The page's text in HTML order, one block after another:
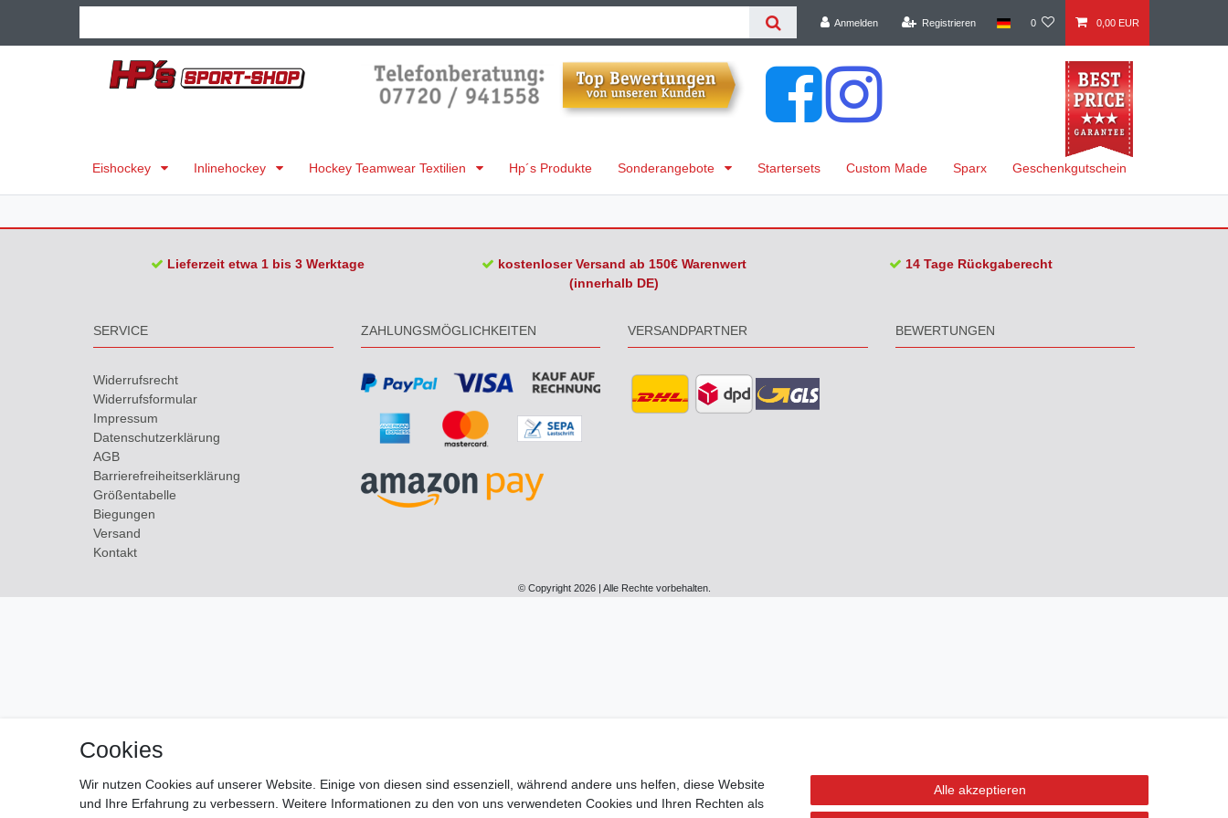
Anmelden Registrieren 0 0,00 EUR
Eishockey Inlinehockey Hockey Teamwear Textilien Hp´s Produkte Sonderangebote Startersets Custom Made Sparx Geschenkgutschein
Lieferzeit etwa 1 bis 3 Werktage
kostenloser Versand ab 150€ Warenwert
(innerhalb DE)
14 Tage Rückgaberecht
SERVICE
Widerrufs­recht
Widerrufs­formular
Impressum
Daten­schutz­erklärung
AGB
Barrierefreiheitserklärung
Größentabelle
Biegungen
Versand
Kontakt
ZAHLUNGSMÖGLICHKEITEN VERSANDPARTNER BEWERTUNGEN
© Copyright 2026 | Alle Rechte vorbehalten.
Cookies
Wir nutzen Cookies auf unserer Website. Einige von diesen sind essenziell, während andere uns helfen, diese Website
und Ihre Erfahrung zu verbessern. Weitere Informationen zu den von uns verwendeten Cookies und Ihren Rechten als
Alle akzeptieren